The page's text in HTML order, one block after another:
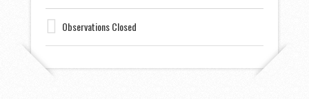
Observations Closed